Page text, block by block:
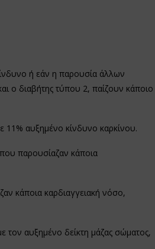
ή εάν η παρουσία άλλων
ο διαβήτης τύπου 2, παίζουν κάποιο
11% αυξημένο κίνδυνο καρκίνου.
παρουσίαζαν κάποια
κάποια καρδιαγγειακή νόσο,
τον αυξημένο δείκτη μάζας σώματος,